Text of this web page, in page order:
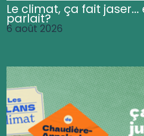
Le climat, ça fait jaser...
parlait?
6 août 2026